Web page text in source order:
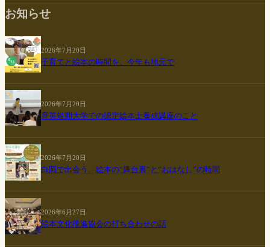
お知らせ
2026年7月20日
子育てと絵本の時間を、今年も地元で
2026年7月20日
育英短期大学での認定絵本士養成講座のこと
2026年7月20日
白岡で出会う、絵本の“舞台裏”と“おはなし”の時間
2026年6月27日
絵本文化推進協会の打ち合わせの話